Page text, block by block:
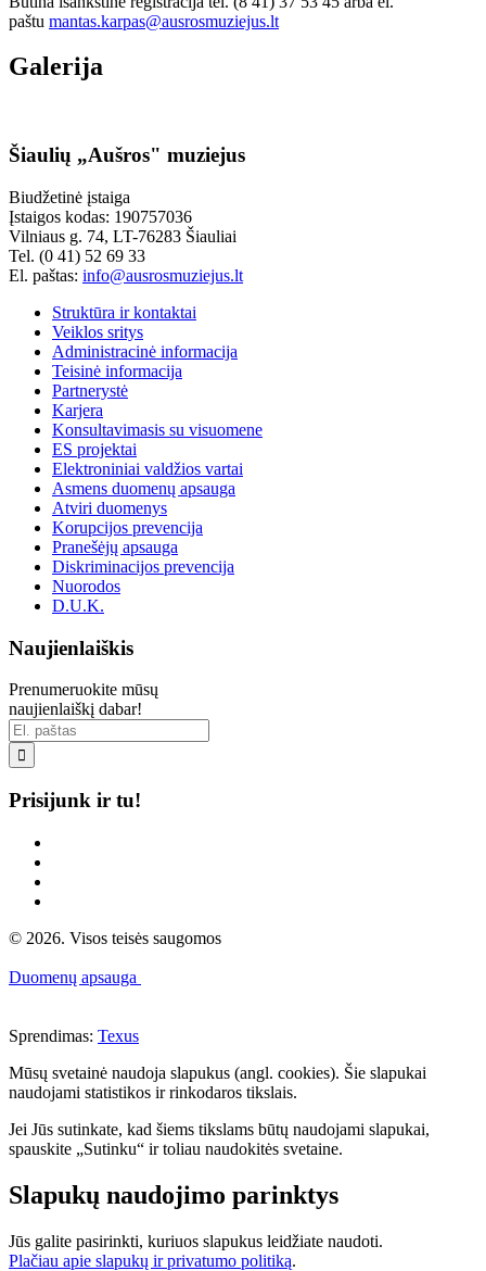
paštu mantas.karpas@ausrosmuziejus.lt
Galerija
Šiaulių „Aušros" muziejus
Biudžetinė įstaiga
Įstaigos kodas: 190757036
Vilniaus g. 74, LT-76283 Šiauliai
Tel. (0 41) 52 69 33
El. paštas: info@ausrosmuziejus.lt
Struktūra ir kontaktai
Veiklos sritys
Administracinė informacija
Teisinė informacija
Partnerystė
Karjera
Konsultavimasis su visuomene
ES projektai
Elektroniniai valdžios vartai
Asmens duomenų apsauga
Atviri duomenys
Korupcijos prevencija
Pranešėjų apsauga
Diskriminacijos prevencija
Nuorodos
D.U.K.
Naujienlaiškis
Prenumeruokite mūsų
naujienlaiškį dabar!

Prisijunk ir tu!
© 2026. Visos teisės saugomos
Duomenų apsauga
Sprendimas: Texus
Mūsų svetainė naudoja slapukus (angl. cookies). Šie slapukai
naudojami statistikos ir rinkodaros tikslais.
Jei Jūs sutinkate, kad šiems tikslams būtų naudojami slapukai,
spauskite „Sutinku“ ir toliau naudokitės svetaine.
Slapukų naudojimo parinktys
Jūs galite pasirinkti, kuriuos slapukus leidžiate naudoti.
Plačiau apie slapukų ir privatumo politiką.